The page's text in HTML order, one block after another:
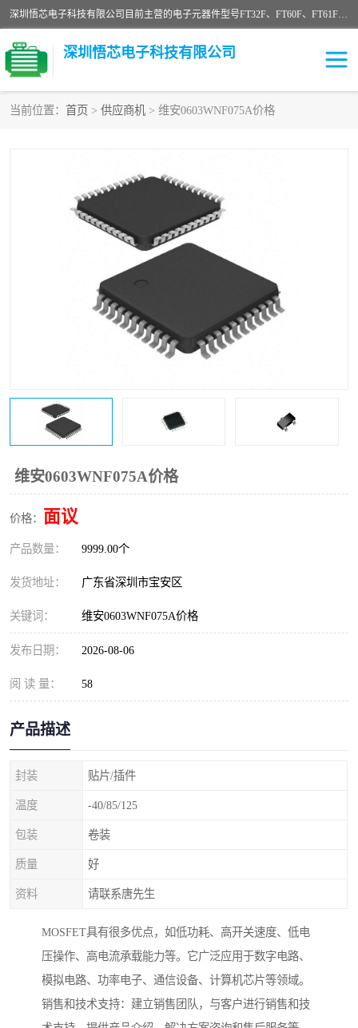
深圳悟芯电子科技有限公司目前主营的电子元器件型号FT32F、FT60F、FT61F、FT62F、FT64F、FT61FC、MCU EEPROM MOS LDO 稳压管 触摸IC DC-DC AC-DC 协议IC等，广泛应用于LED射灯、LED日光灯、等诸多领域。
深圳悟芯电子科技有限公司
当前位置： 首页 > 供应商机 > 维安0603WNF075A价格
维安0603WNF075A价格
价格： 面议
产品数量： 9999.00个
发货地址： 广东省深圳市宝安区
关键词： 维安0603WNF075A价格
发布日期： 2026-08-06
阅 读 量： 58
产品描述
封装 贴片/插件
温度 -40/85/125
包装 卷装
质量 好
资料 请联系唐先生
MOSFET具有很多优点，如低功耗、高开关速度、低电
压操作、高电流承载能力等。它广泛应用于数字电路、
模拟电路、功率电子、通信设备、计算机芯片等领域。
销售和技术支持：建立销售团队，与客户进行销售和技
FT32F
FT61F
FT61FC
FT61F022
FT61F021